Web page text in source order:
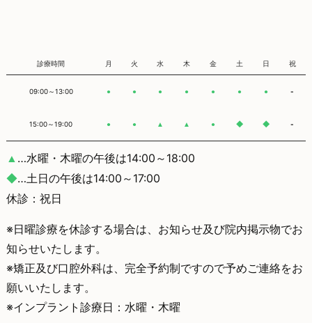
診療時間 月 火 水 木 金 土 日 祝
09:00～13:00 ● ● ● ● ● ● ● -
15:00～19:00 ● ● ▲ ▲ ● ◆ ◆ -
▲ …水曜・木曜の午後は14:00～18:00
◆…土日の午後は14:00～17:00
休診：祝日
※日曜診療を休診する場合は、お知らせ及び院内掲示物でお
知らせいたします。
※矯正及び口腔外科は、完全予約制ですので予めご連絡をお
願いいたします。
※インプラント診療日：水曜・木曜